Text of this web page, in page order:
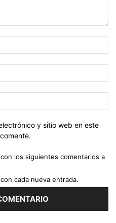
y sitio web en este
los siguientes comentarios a
cada nueva entrada.